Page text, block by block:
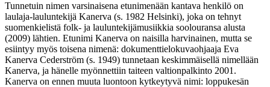
Tunnetuin nimen varsinaisena etunimenään kantava henkilö on
laulaja-lauluntekijä Kanerva (s. 1982 Helsinki), joka on tehnyt
suomenkielistä folk- ja lauluntekijämusiikkia soolouransa alusta
(2009) lähtien. Etunimi Kanerva on naisilla harvinainen, mutta se
esiintyy myös toisena nimenä: dokumenttielokuvaohjaaja Eva
Kanerva Cederström (s. 1949) tunnetaan keskimmäisellä nimellään
Kanerva, ja hänelle myönnettiin taiteen valtionpalkinto 2001.
Kanerva on ennen muuta luontoon kytkeytyvä nimi: loppukesän